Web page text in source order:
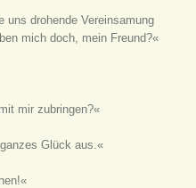
uns drohende Vereinsamung
mich doch, mein Freund?«
mir zubringen?«
Glück aus.«